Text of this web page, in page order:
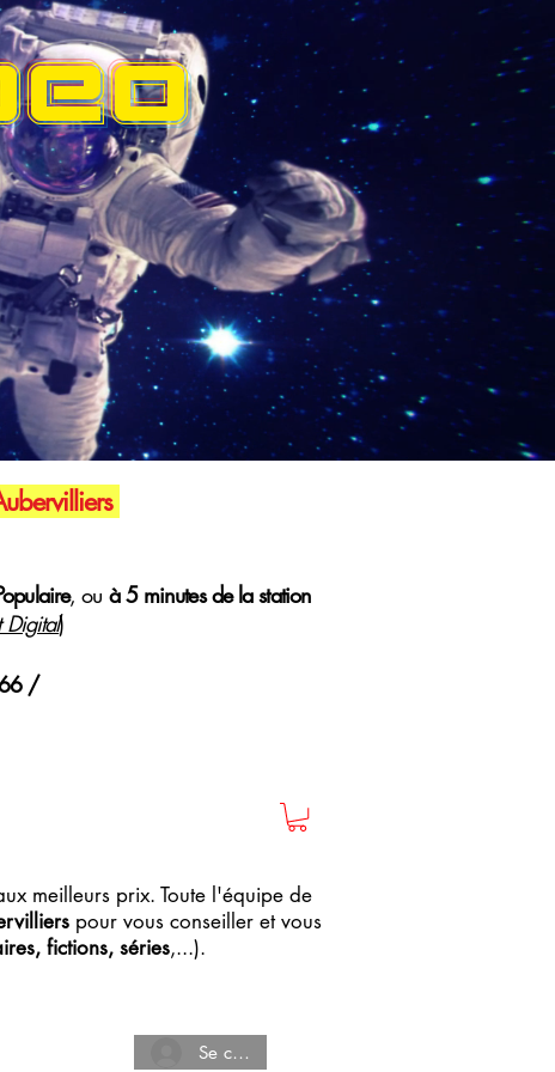
, ou à 5 minutes de la station
Digital)
66 /
meilleurs prix. Toute l'équipe de
pour vous conseiller et vous
fictions, séries,...).
Se connecter